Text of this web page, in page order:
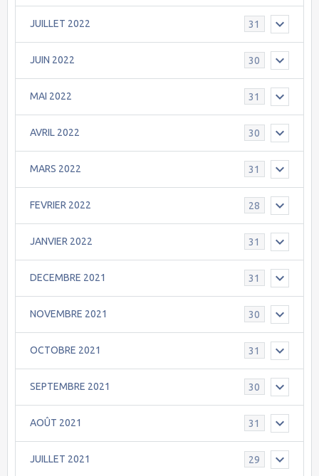
JUILLET 2022 31
JUIN 2022 30
MAI 2022 31
AVRIL 2022 30
MARS 2022 31
FEVRIER 2022 28
JANVIER 2022 31
DECEMBRE 2021 31
NOVEMBRE 2021 30
OCTOBRE 2021 31
SEPTEMBRE 2021 30
AOÛT 2021 31
JUILLET 2021 29